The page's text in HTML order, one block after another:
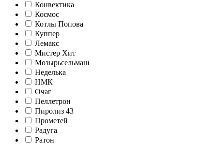
Конвектика
Космос
Котлы Попова
Куппер
Лемакс
Мистер Хит
Мозырьсельмаш
Неделька
НМК
Очаг
Пеллетрон
Пиролиз 43
Прометей
Радуга
Ратон